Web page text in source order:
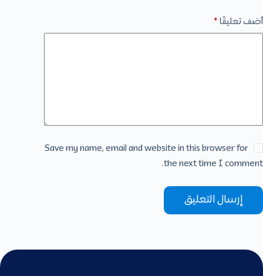
أضف تعليقًا*
Save my name, email and website in this browser for
the next time I comment.
إرسال التعليق